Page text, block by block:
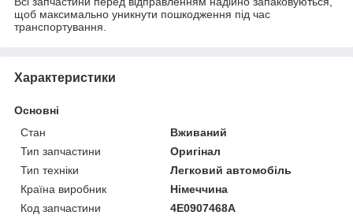
щоб максимально уникнути пошкодження під час
транспортування.
Характеристики
Основні
Стан
Вживаний
Тип запчастини
Оригінал
Тип техніки
Легковий автомобіль
Країна виробник
Німеччина
Код запчастини
4E0907468А